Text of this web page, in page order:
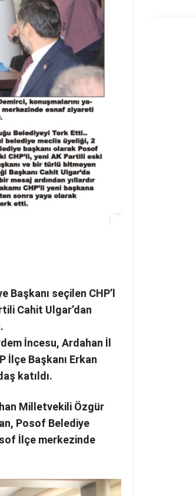
seçilen CHP’l
Cahit Ulgar’dan
İncesu, Ardahan İl
İlçe Başkanı Erkan
katıldı.
Milletvekili Özgür
Posof Belediye
İlçe merkezinde